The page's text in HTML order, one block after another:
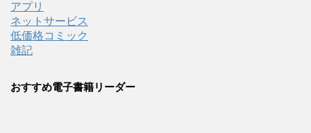
アプリ
ネットサービス
低価格コミック
雑記
おすすめ電子書籍リーダー